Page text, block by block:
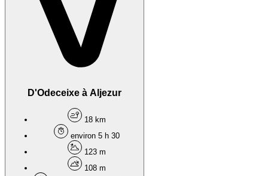
D'Odeceixe à Aljezur
18 km
environ 5 h 30
123 m
108 m